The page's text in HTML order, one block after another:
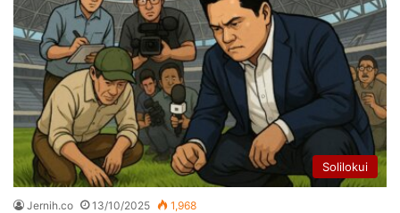
Solilokui
Jernih.co 13/10/2025 1,968